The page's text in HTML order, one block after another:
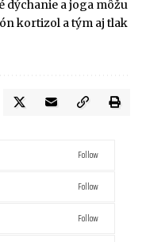
dýchanie a joga môžu
kortizol a tým aj tlak
Follow
Follow
Follow